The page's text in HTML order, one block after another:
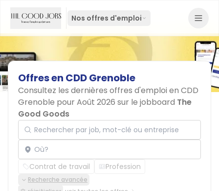
Nos offres d'emploi
Offresen CDDGrenoble
Consultez les dernières offres d'emploi en CDD
Grenoble pour Août 2026 sur le jobboard The
Good Goods
Rechercher par job, mot-clé ou entreprise
Localisation
Contrat de travail Profession
Recherche avancée